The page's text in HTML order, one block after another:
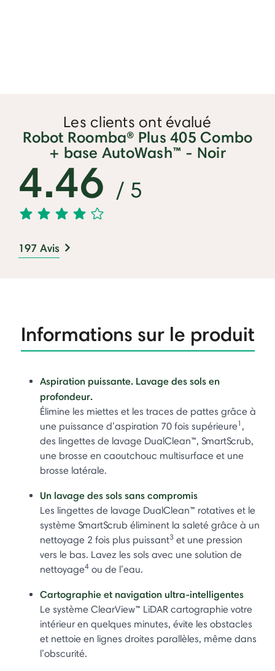
Les clients ont évalué
Robot Roomba® Plus 405 Combo
+ base AutoWash™ - Noir
4.46 / 5
197 Avis
Informations sur le produit
Aspiration puissante. Lavage des sols en
profondeur.
Élimine les miettes et les traces de pattes grâce à
une puissance d’aspiration 70 fois supérieure1 ,
des lingettes de lavage DualClean™, SmartScrub,
une brosse en caoutchouc multisurface et une
brosse latérale.
Un lavage des sols sans compromis
Les lingettes de lavage DualClean™ rotatives et le
système SmartScrub éliminent la saleté grâce à un
nettoyage 2 fois plus puissant3 et une pression
vers le bas. Lavez les sols avec une solution de
nettoyage4 ou de l’eau.
Cartographie et navigation ultra-intelligentes
Le système ClearView™ LiDAR cartographie votre
intérieur en quelques minutes, évite les obstacles
et nettoie en lignes droites parallèles, même dans
l’obscurité.